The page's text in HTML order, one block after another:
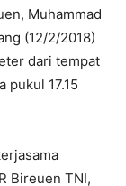
Muhammad
(12/2/2018)
dari tempat
pukul 17.15
Bireuen TNI,